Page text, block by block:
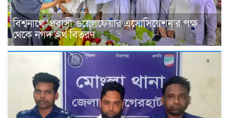
বিশ্বনাথে ‘প্রবাসী ওয়েলফেয়ার এসোসিয়েশন’র পক্ষ
থেকে নগদ অর্থ বিতরণ